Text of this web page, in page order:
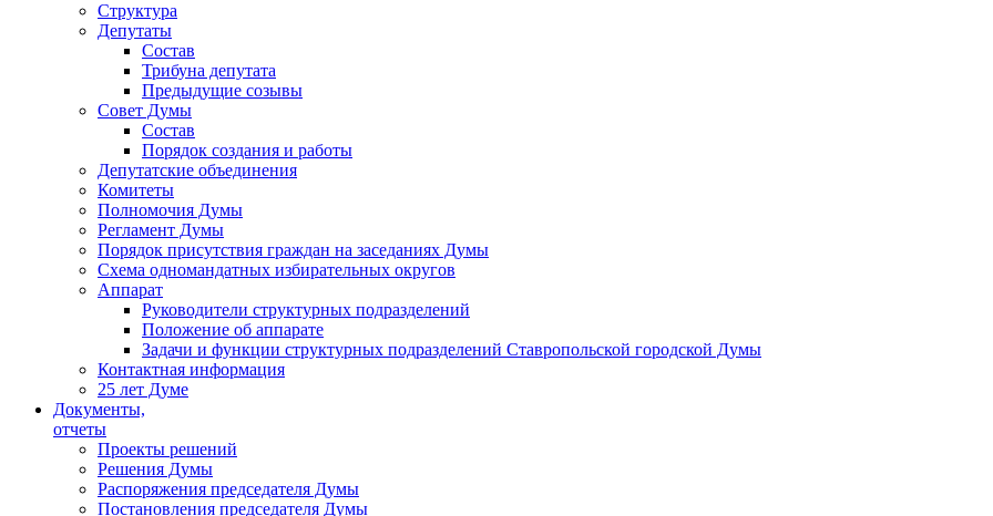
Структура
Депутаты
Состав
Трибуна депутата
Предыдущие созывы
Совет Думы
Состав
Порядок создания и работы
Депутатские объединения
Комитеты
Полномочия Думы
Регламент Думы
Порядок присутствия граждан на заседаниях Думы
Схема одномандатных избирательных округов
Аппарат
Руководители структурных подразделений
Положение об аппарате
Задачи и функции структурных подразделений Ставропольской городской Думы
Контактная информация
25 лет Думе
Документы,
отчеты
Проекты решений
Решения Думы
Распоряжения председателя Думы
Постановления председателя Думы